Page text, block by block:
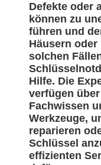
Defekte oder
können zu
führen und
Häusern
solchen
Hilfe. Die
verfügen
Fachwissen
Werkzeuge,
reparieren
Schlüssel
effizienten